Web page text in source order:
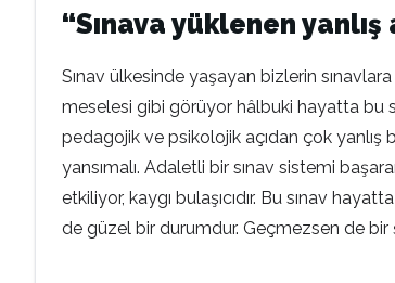
“Sınava yüklenen
Sınav ülkesinde yaşayan bizlerin sınavlara
meselesi gibi görüyor hâlbuki hayatta bu
pedagojik ve psikolojik açıdan çok yanlış
yansımalı. Adaletli bir sınav sistemi
etkiliyor, kaygı bulaşıcıdır. Bu sınav
de güzel bir durumdur. Geçmezsen de bir